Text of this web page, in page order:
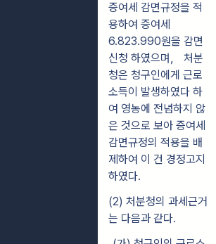
증여세 감면규정을 적
용하여 증여세
6.823.990원을 감면
신청 하였으며， 처분
청은 청구인에게 근로
소득이 발생하였다 하
여 영농에 전념하지 않
은 것으로 보아 증여세
감면규정의 적용을 배
제하여 이 건 경정고지
하였다.
(2) 처분청의 과세근거
는 다음과 같다.